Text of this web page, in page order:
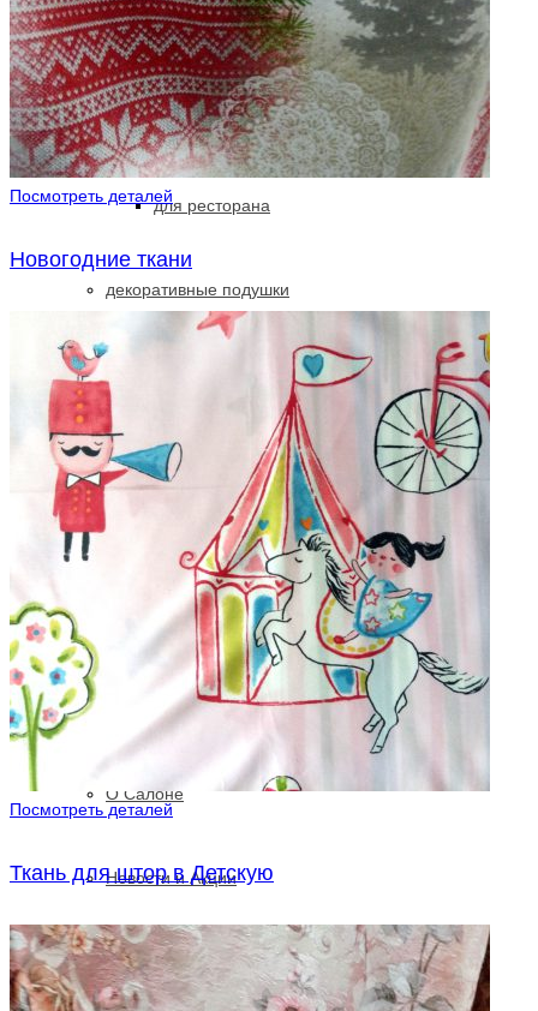
ткань в детскую
ткань блэкаут
для ресторана
декоративные подушки
текстиль для ресторанов
весь каталог>>>
Портфолио
Контакты
О Салоне
Новости и Акции
Cоветы
Посмотреть деталей
Новогодние ткани
Посмотреть деталей
Ткань для штор в Детскую